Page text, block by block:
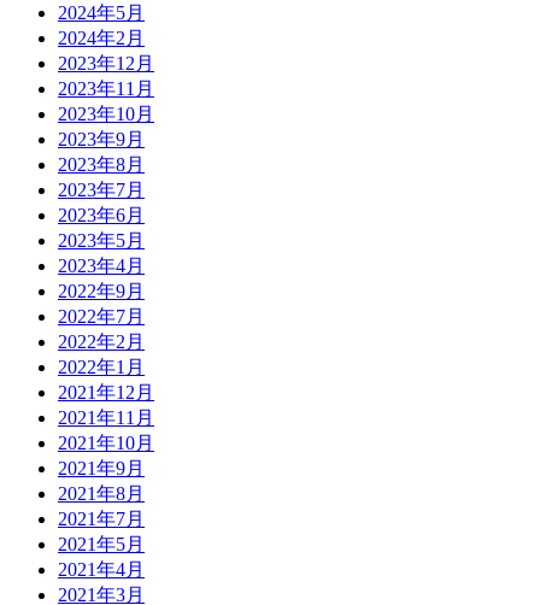
2024年5月
2024年2月
2023年12月
2023年11月
2023年10月
2023年9月
2023年8月
2023年7月
2023年6月
2023年5月
2023年4月
2022年9月
2022年7月
2022年2月
2022年1月
2021年12月
2021年11月
2021年10月
2021年9月
2021年8月
2021年7月
2021年5月
2021年4月
2021年3月